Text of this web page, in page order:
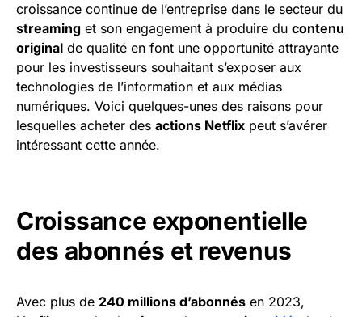
croissance continue de l’entreprise dans le secteur du
streaming et son engagement à produire du contenu
original de qualité en font une opportunité attrayante
pour les investisseurs souhaitant s’exposer aux
technologies de l’information et aux médias
numériques. Voici quelques-unes des raisons pour
lesquelles acheter des actions Netflix peut s’avérer
intéressant cette année.
Croissance exponentielle
des abonnés et revenus
Avec plus de 240 millions d’abonnés en 2023,